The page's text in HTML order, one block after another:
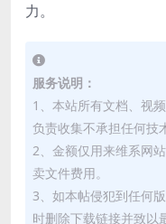
力。
服务说明：
1、本站所有文档、视
负责收集不承担任何技
2、金额仅用来维系网
卖文件费用。
3、如本帖侵犯到任何
时删除下载链接并致以